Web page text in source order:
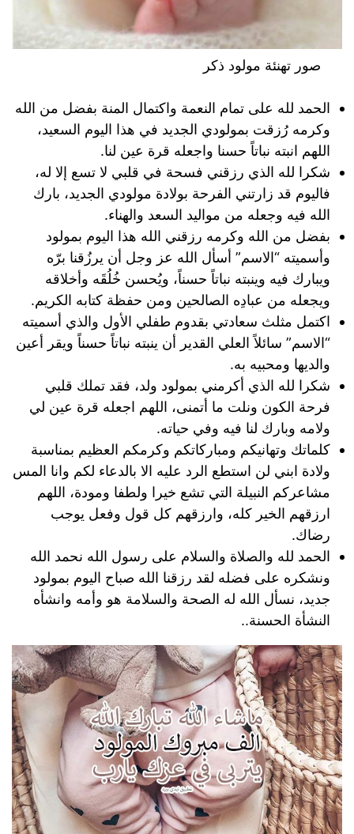
صور تهنئة مولود ذكر
الحمد لله على تمام النعمة واكتمال المنة بفضل من الله
وكرمه رُزقت بمولودي الجديد في هذا اليوم السعيد،
اللهم انبته نباتاً حسنا واجعله قرة عين لنا.
شكرا لله الذي رزقني فسحة في قلبي لا تسع إلا له،
فاليوم قد زارتني الفرحة بولادة مولودي الجديد، بارك
الله فيه وجعله من مواليد السعد والهناء.
بفضل من الله وكرمه رزقني الله هذا اليوم بمولود
وأسميته “الاسم” أسأل الله عز وجل أن يرزُقنا برّه
ويبارك فيه وينبته نباتاً حسناً، ويُحسن خُلُقَه وأخلاقه
ويجعله من عبادِه الصالحين ومن حفظة كتابه الكريم.
اكتمل مثلث سعادتي بقدوم طفلي الأول والذي أسميته
“الاسم” سائلاً العلي القدير أن ينبته نباتاً حسناً ويقر أعين
والديها ومحبيه به.
شكرا لله الذي أكرمني بمولود ولد، فقد تملك قلبي
فرحة الكون ونلت ما أتمنى، اللهم اجعله قرة عين لي
ولامه وبارك لنا فيه وفي حياته.
كلماتك وتهانيكم ومباركاتكم وكرمكم العظيم بمناسبة
ولادة ابني لن استطع الرد عليه الا بالدعاء لكم وانا المس
مشاعركم النبيلة التي تشع خيرا ولطفا ومودة، اللهم
ارزقهم الخير كله، وارزقهم كل قول وفعل يوجب
رضاك.
الحمد لله والصلاة والسلام على رسول الله نحمد الله
ونشكره على فضله لقد رزقنا الله صباح اليوم بمولود
جديد، نسأل الله له الصحة والسلامة هو وأمه وانشأه
النشأة الحسنة..